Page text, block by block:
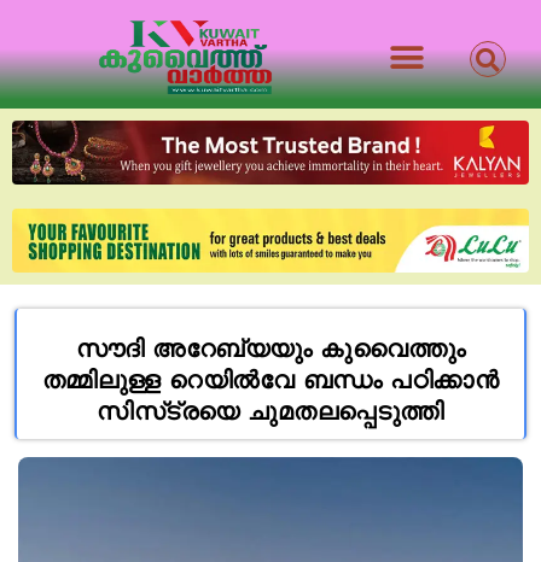
സൗദി അറേബ്യയും കുവൈത്തും
തമ്മിലുള്ള റെയിൽവേ ബന്ധം പഠിക്കാൻ
സിസ്‌ട്രയെ ചുമതലപ്പെടുത്തി